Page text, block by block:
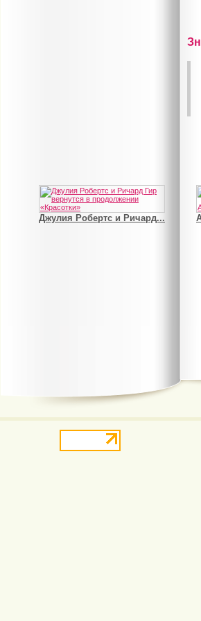
Джулия Робертс и Ричард...